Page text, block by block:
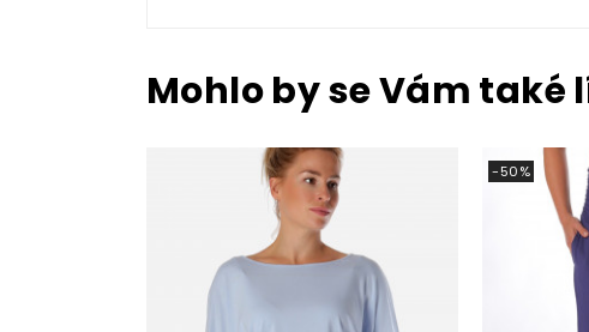
Mohlo by se Vám také
-50%